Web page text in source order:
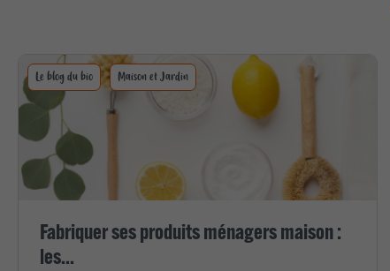
Le blog du bio Maison et Jardin
Fabriquer ses produits ménagers maison :
les...